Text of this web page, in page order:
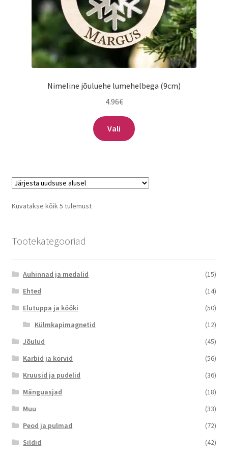
Nimeline jõuluehe lumehelbega (9cm)
4.96€
Vali
Kuvatakse kõik 5 tulemustSorditud
Tootekategooriad
Auhinnad ja medalid
(15)
Ehted
(14)
Elutuppa ja kööki
(50)
Külmkapimagnetid
(12)
Jõulud
(45)
Karbid ja korvid
(56)
Kruusid ja pudelid
(36)
Mänguasjad
(18)
Muu
(33)
Peod ja pulmad
(72)
Sildid
(42)